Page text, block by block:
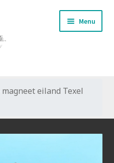
Menu
magneet eiland Texel